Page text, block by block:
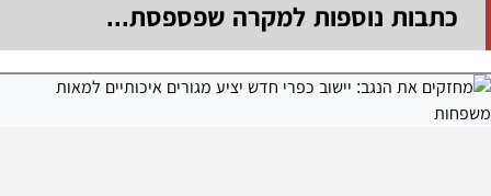
כתבות נוספות למקרה שפספסת...